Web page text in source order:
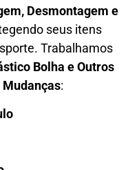
Desmontagem e
seus itens
Trabalhamos
Bolha e Outros
: